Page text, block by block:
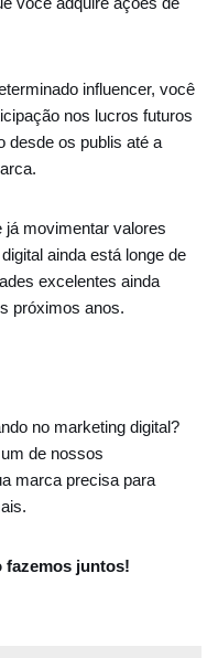
influencer, você
nos lucros futuros
desde os publis até a
já movimentar valores
ainda está longe de
excelentes ainda
próximos anos.
no marketing digital?
de nossos
marca precisa para
fazemos juntos!